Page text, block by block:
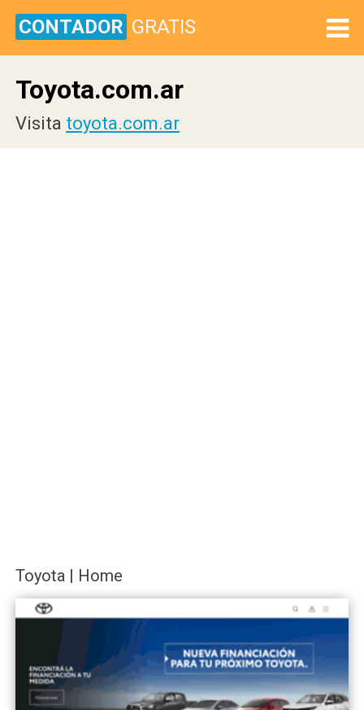
CONTADOR GRATIS
Toyota.com.ar
Visita toyota.com.ar
Toyota | Home